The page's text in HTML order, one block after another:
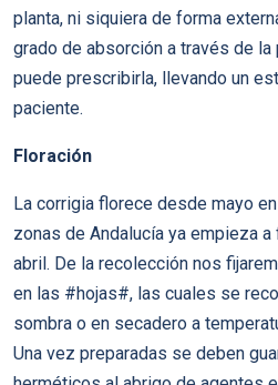
planta, ni siquiera de forma
grado de absorción a través de
puede prescribirla, llevando un
paciente.
Floración
La corrigia florece desde mayo
zonas de Andalucía ya empieza
abril. De la recolección nos
en las #hojas#, las cuales se
sombra o en secadero a
Una vez preparadas se deben